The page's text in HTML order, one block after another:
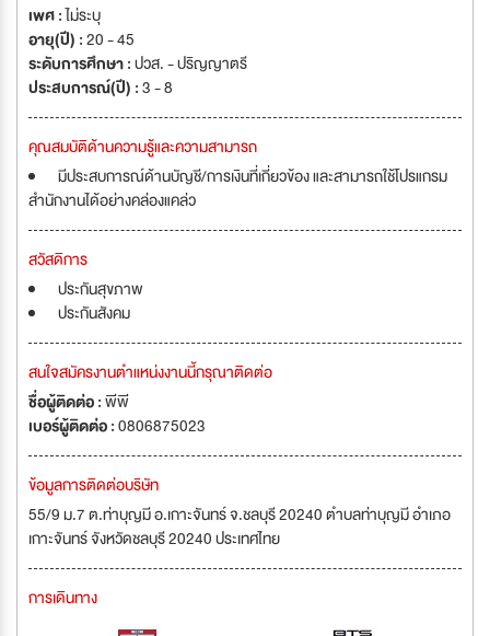
เพศ :ไม่ระบุ
อายุ(ปี) :20 - 45
ระดับการศึกษา :ปวส. - ปริญญาตรี
ประสบการณ์(ปี) :3 - 8
คุณสมบัติด้านความรู้และความสามารถ
มีประสบการณ์ด้านบัญชี/การเงินที่เกี่ยวข้อง และสามารถใช้โปรแกรม
สำนักงานได้อย่างคล่องแคล่ว
สวัสดิการ
ประกันสุขภาพ
ประกันสังคม
สนใจสมัครงานตำแหน่งงานนี้กรุณาติดต่อ
ชื่อผู้ติดต่อ :พีพี
เบอร์ผู้ติดต่อ :0806875023
ข้อมูลการติดต่อบริษัท
55/9 ม.7 ต.ท่าบุญมี อ.เกาะจันทร์ จ.ชลบุรี 20240 ตำบลท่าบุญมี อำเภอ
เกาะจันทร์ จังหวัดชลบุรี 20240 ประเทศไทย
การเดินทาง